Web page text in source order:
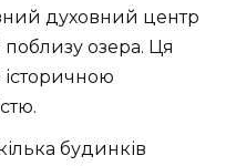
духовний центр
озера. Ця
історичною
будинків